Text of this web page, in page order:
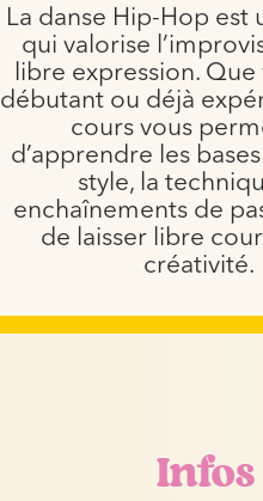
La danse Hip-Hop est
qui valorise
libre expression. Que
débutant ou déjà
cours vous
d’apprendre les
style, la
enchaînements de
de laisser libre
créativité.
Infos